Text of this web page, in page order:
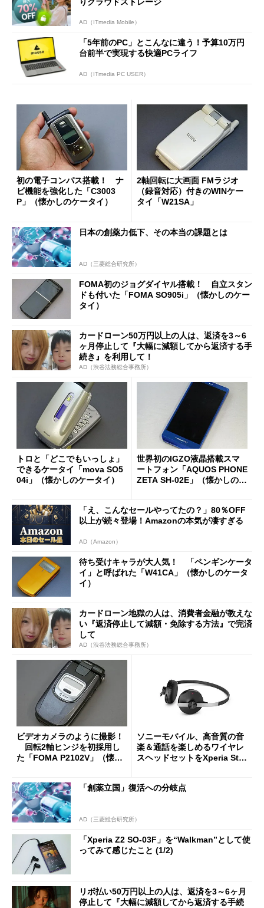
AD（ITmedia Mobile）
「5年前のPC」とこんなに違う！予算10万円
台前半で実現する快適PCライフ
AD（ITmedia PC USER）
初の電子コンパス搭載！ ナ
ビ機能を強化した「C3003
P」（懐かしのケータイ）
2軸回転に大画面 FMラジオ
（録音対応）付きのWINケー
タイ「W21SA」
日本の創薬力低下、その本当の課題とは
AD（三菱総合研究所）
FOMA初のジョグダイヤル搭載！ 自立スタン
ドも付いた「FOMA SO905i」（懐かしのケー
タイ）
カードローン50万円以上の人は、返済を3～6
ヶ月停止して『大幅に減額してから返済する手
続き』を利用して！
AD（渋谷法務総合事務所）
トロと「どこでもいっしょ」
できるケータイ「mova SO5
04i」（懐かしのケータイ）
世界初のIGZO液晶搭載スマ
ートフォン「AQUOS PHONE
ZETA SH-02E」（懐かしのケ
「え、こんなセールやってたの？」80％OFF
以上が続々登場！Amazonの本気が凄すぎる
AD（Amazon）
待ち受けキャラが大人気！ 「ペンギンケータ
イ」と呼ばれた「W41CA」（懐かしのケータ
イ）
カードローン地獄の人は、消費者金融が教えな
い『返済停止して減額・免除する方法』で完済
して
AD（渋谷法務総合事務所）
ビデオカメラのように撮影！
回転2軸ヒンジを初採用し
た「FOMA P2102V」（懐か
ソニーモバイル、高音質の音
楽＆通話を楽しめるワイヤレ
スヘッドセットをXperia Stor
「創薬立国」復活への分岐点
AD（三菱総合研究所）
「Xperia Z2 SO-03F」を“Walkman”として使
ってみて感じたこと (1/2)
リボ払い50万円以上の人は、返済を3～6ヶ月
停止して『大幅に減額してから返済する手続